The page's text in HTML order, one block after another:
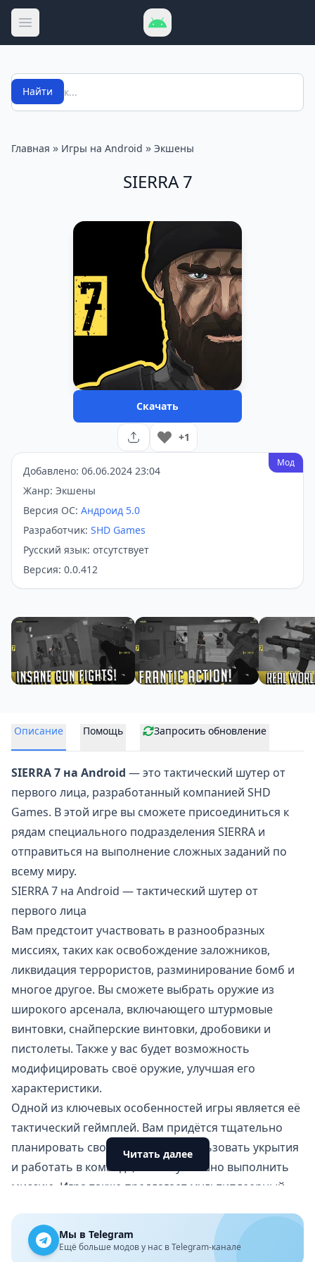
Открыть меню
Поиск
Найти
Главная » Игры на Android » Экшены
SIERRA 7
Скачать
+1
Мод
Добавлено: 06.06.2024 23:04
Жанр: Экшены
Версия ОС: Андроид 5.0
Разработчик: SHD Games
Русский язык: отсутствует
Версия: 0.0.412
Описание Помощь Запросить обновление
SIERRA 7 на Android — это тактический шутер от
первого лица, разработанный компанией SHD
Games. В этой игре вы сможете присоединиться к
рядам специального подразделения SIERRA и
отправиться на выполнение сложных заданий по
всему миру.
SIERRA 7 на Android — тактический шутер от
первого лица
Вам предстоит участвовать в разнообразных
миссиях, таких как освобождение заложников,
ликвидация террористов, разминирование бомб и
многое другое. Вы сможете выбрать оружие из
широкого арсенала, включающего штурмовые
винтовки, снайперские винтовки, дробовики и
пистолеты. Также у вас будет возможность
модифицировать своё оружие, улучшая его
характеристики.
Одной из ключевых особенностей игры является её
тактический геймплей. Вам придётся тщательно
планировать свои действия, использовать укрытия
и работать в команде, чтобы успешно выполнить
миссию. Игра также предлагает мультиплеерный
игроками в командных боях.
Преимущества игры
Читать далее
Мы в Telegram
Ещё больше модов у нас в Telegram-канале